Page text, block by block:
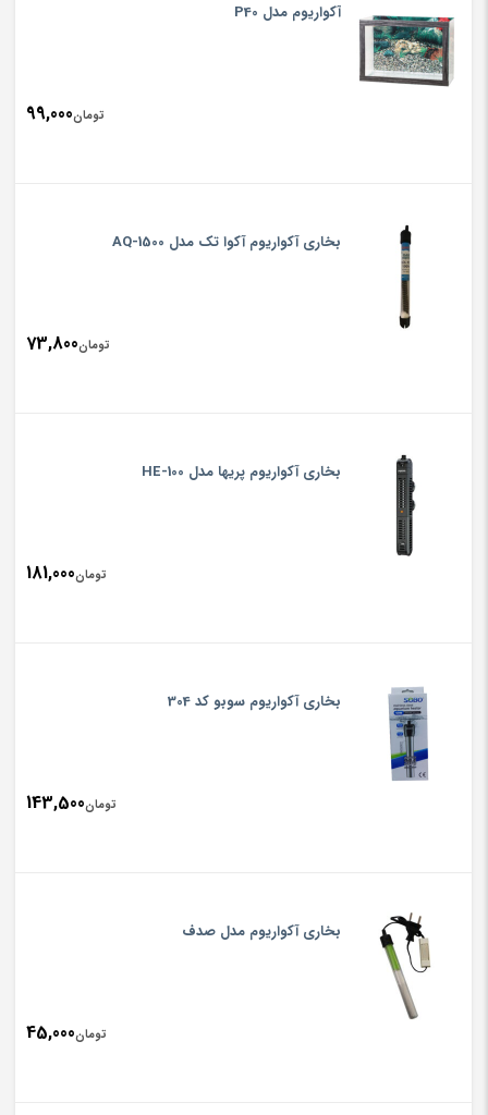
آکواریوم مدل P40
تومان99,000
بخاری آکواریوم آکوا تک مدل AQ-1500
تومان73,800
بخاری آکواریوم پریها مدل HE-100
تومان181,000
بخاری آکواریوم سوبو کد 304
تومان143,500
بخاری آکواریوم مدل صدف
تومان45,000